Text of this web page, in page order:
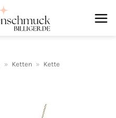
» Ketten » Kette